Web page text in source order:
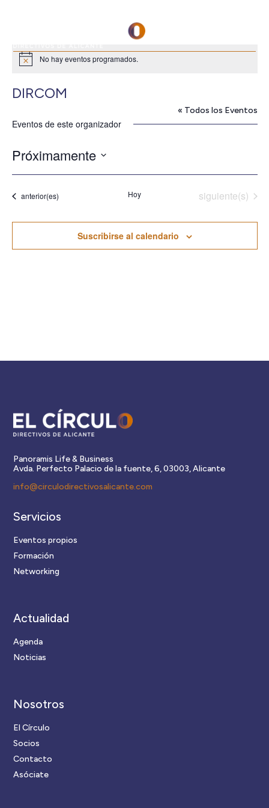
Aviso No hay eventos programados.
DIRCOM
« Todos los Eventos
Eventos de este organizador
Próximamente
Eventos
anterior(es) Hoy Eventos
siguiente(s)
Suscribirse al calendario
Panoramis Life & Business
Avda. Perfecto Palacio de la fuente, 6, 03003, Alicante
info@circulodirectivosalicante.com
Servicios
Eventos propios
Formación
Networking
Actualidad
Agenda
Noticias
Nosotros
El Círculo
Socios
Contacto
Asóciate